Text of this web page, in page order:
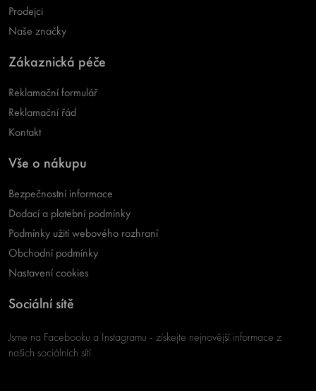
Prodejci
Naše značky
Zákaznická péče
Reklamační formulář
Reklamační řád
Kontakt
Vše o nákupu
Bezpečnostní informace
Dodací a platební podmínky
Podmínky užití webového rozhraní
Obchodní podmínky
Nastavení cookies
Sociální sítě
Jsme na Facebooku a Instagramu - získejte nejnovější informace z
našich sociálních sítí.